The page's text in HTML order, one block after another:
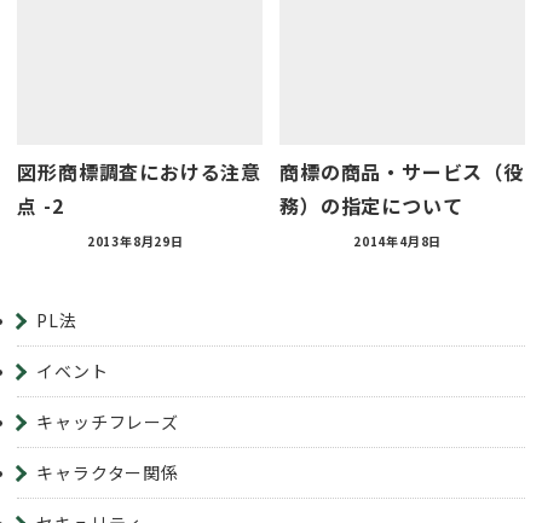
図形商標調査における注意
点 -2
2013年8月29日
商標の商品・サービス（役
務）の指定について
2014年4月8日
PL法
イベント
キャッチフレーズ
キャラクター関係